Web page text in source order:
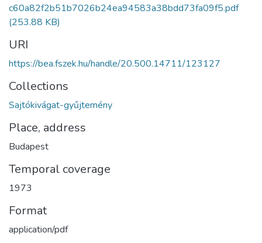
c60a82f2b51b7026b24ea94583a38bdd73fa09f5.pdf
(253.88 KB)
URI
https://bea.fszek.hu/handle/20.500.14711/123127
Collections
Sajtókivágat-gyűjtemény
Place, address
Budapest
Temporal coverage
1973
Format
application/pdf